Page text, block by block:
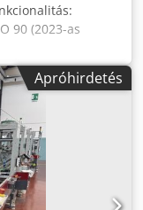
90 (2023-as
az
- Bal- és jobb
tartó a
a PF1 és PF2
az adagolási
tartók
4- és 6-
Apróhirdetés